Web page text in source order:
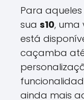
Para
sua s10, uma
está
caçamba
ainda mais